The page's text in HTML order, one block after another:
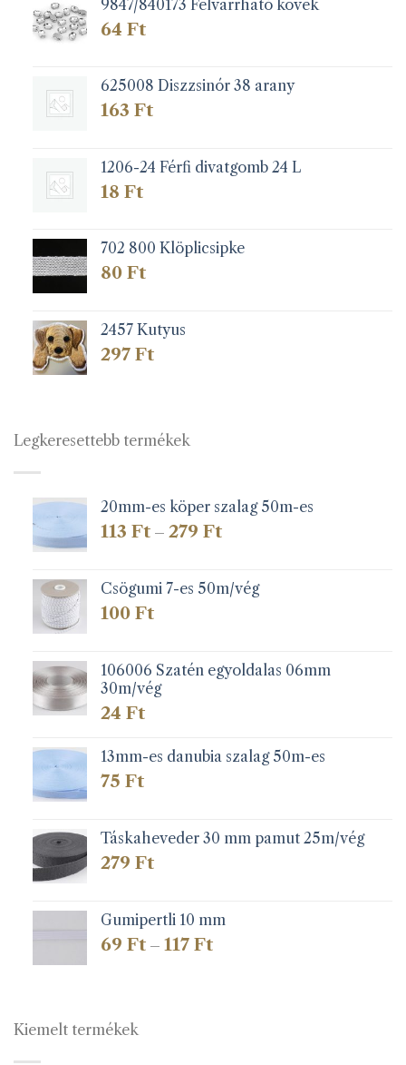
9847/840173 Felvarrható kövek
64 Ft
625008 Diszzsinór 38 arany
163 Ft
1206-24 Férfi divatgomb 24 L
18 Ft
702 800 Klöplicsipke
80 Ft
2457 Kutyus
297 Ft
Legkeresettebb termékek
20mm-es köper szalag 50m-es
113 Ft – 279 FtÁrtartomány:
279 Ft
Csögumi 7-es 50m/vég
100 Ft
106006 Szatén egyoldalas 06mm
30m/vég
24 Ft
13mm-es danubia szalag 50m-es
75 Ft
Táskaheveder 30 mm pamut 25m/vég
279 Ft
Gumipertli 10 mm
69 Ft – 117 FtÁrtartomány:
Kiemelt termékek